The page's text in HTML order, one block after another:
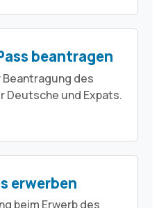
beantragen
des
Deutsche und Expats.
erwerben
beim Erwerb des